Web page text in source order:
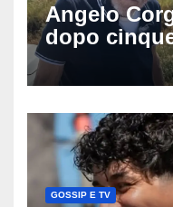
Angelo
dopo
ricerche: il
scomparso
GOSSIP E TV